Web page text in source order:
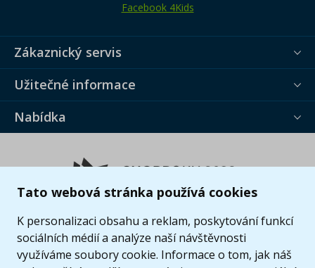
Tato webová stránka používá cookies
K personalizaci obsahu a reklam, poskytování funkcí
sociálních médií a analýze naší návštěvnosti
využíváme soubory cookie. Informace o tom, jak náš
Facebook 4Kids
Zákaznický servis
Užitečné informace
Nabídka